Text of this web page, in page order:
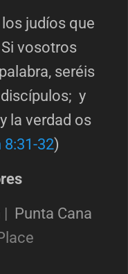
judíos que
vosotros
seréis
y
la verdad os
8:31-32)
| Punta Cana